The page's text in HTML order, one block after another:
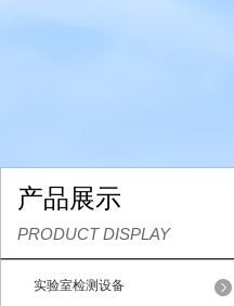
产品展示
PRODUCT DISPLAY
实验室检测设备